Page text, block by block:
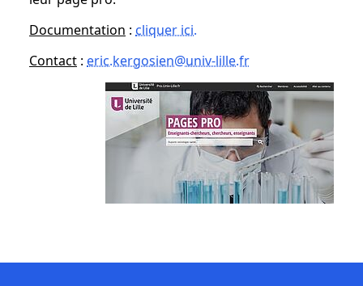
Documentation : cliquer ici.
Contact : eric.kergosien@univ-lille.fr